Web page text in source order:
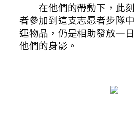
在他們的帶動下，此刻
者參加到這支志愿者步隊
運物品，仍是相助發放一
他們的身影。